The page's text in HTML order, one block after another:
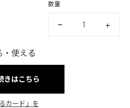
数量
・使える
きはこちら
るカード」を